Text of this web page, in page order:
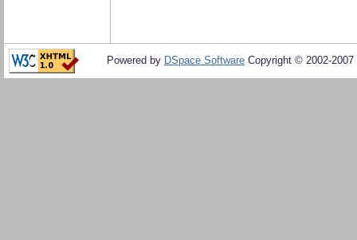
Powered by DSpace Software Copyright © 2002-2007